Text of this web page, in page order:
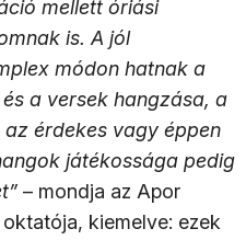
mellett óriási
is. A jól
módon hatnak a
a versek hangzása, a
érdekes vagy éppen
játékossága pedig
– mondja az Apor
kiemelve: ezek